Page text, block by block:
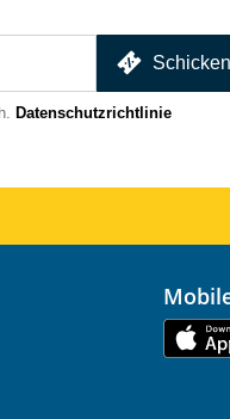
Datenschutzrichtlinie